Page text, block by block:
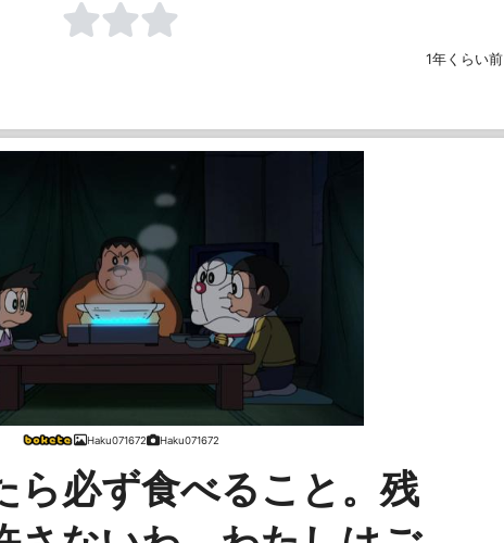
1年くらい前
Haku071672 Haku071672
ら必ず食べること。残